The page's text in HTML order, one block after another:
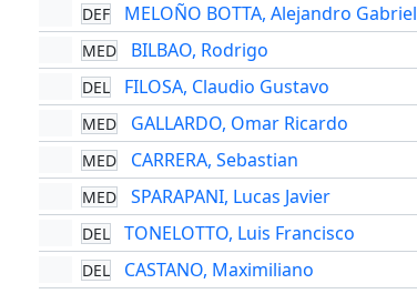
DEF MELOÑO BOTTA, Alejandro Gabriel
MED BILBAO, Rodrigo
DEL FILOSA, Claudio Gustavo
MED GALLARDO, Omar Ricardo
MED CARRERA, Sebastian
MED SPARAPANI, Lucas Javier
DEL TONELOTTO, Luis Francisco
DEL CASTANO, Maximiliano